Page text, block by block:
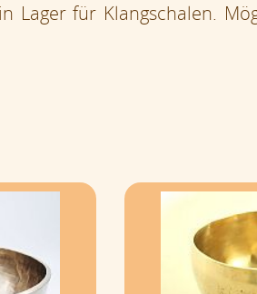
Lager für Klangschalen.